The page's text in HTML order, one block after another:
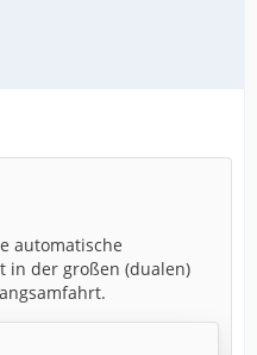
automatische
in der großen (dualen)